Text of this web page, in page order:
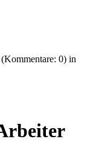
0) in